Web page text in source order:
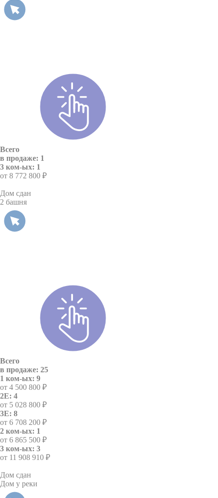
Всего
в продаже: 1
3 ком-ых: 1
от 8 772 800 ₽
Дом сдан
2 башня
Всего
в продаже: 25
1 ком-ых: 9
от 4 500 800 ₽
2E: 4
от 5 028 800 ₽
3E: 8
от 6 708 200 ₽
2 ком-ых: 1
от 6 865 500 ₽
3 ком-ых: 3
от 11 908 910 ₽
Дом сдан
Дом у реки